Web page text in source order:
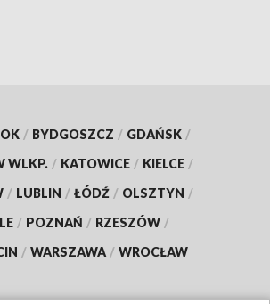
/ BYDGOSZCZ / GDAŃSK /
WLKP. / KATOWICE / KIELCE /
/ LUBLIN / ŁÓDŹ / OLSZTYN /
/ POZNAŃ / RZESZÓW /
/ WARSZAWA / WROCŁAW